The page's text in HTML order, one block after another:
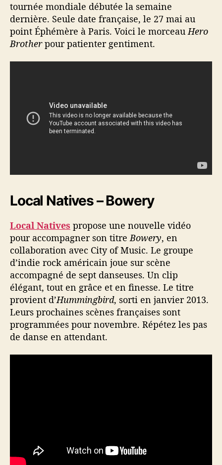
tournée mondiale débutée la semaine
dernière. Seule date française, le 27 mai au
point Éphémère à Paris. Voici le morceauHero
Brotherpour patienter gentiment.
Local Natives – Bowery
Local Natives propose une nouvelle vidéo
pour accompagner son titreBowery, en
collaboration avec City of Music. Le groupe
d’indie rock américain joue sur scène
accompagné de sept danseuses. Un clip
élégant, tout en grâce et en finesse. Le titre
provient d’Hummingbird, sorti en janvier 2013.
Leurs prochaines scènes françaises sont
programmées pour novembre. Répétez les pas
de danse en attendant.